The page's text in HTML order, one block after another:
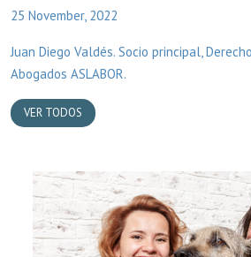
25 November, 2022
Juan Diego Valdés. Socio principal,
Abogados ASLABOR.
VER TODOS